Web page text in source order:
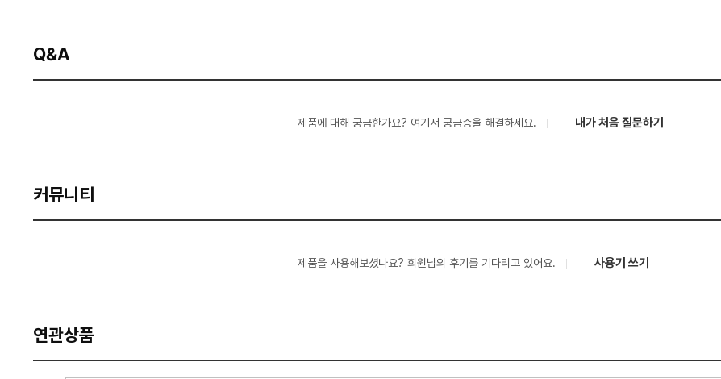
Q&A
제품에 대해 궁금한가요? 여기서 궁금증을 해결하세요. 내가 처음 질문하기
커뮤니티
제품을 사용해보셨나요? 회원님의 후기를 기다리고 있어요. 사용기 쓰기
연관상품